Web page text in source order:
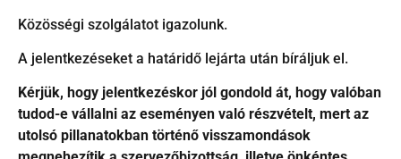
Közösségi szolgálatot igazolunk.
A jelentkezéseket a határidő lejárta után bíráljuk el.
Kérjük, hogy jelentkezéskor jól gondold át, hogy valóban
tudod-e vállalni az eseményen való részvételt, mert az
utolsó pillanatokban történő visszamondások